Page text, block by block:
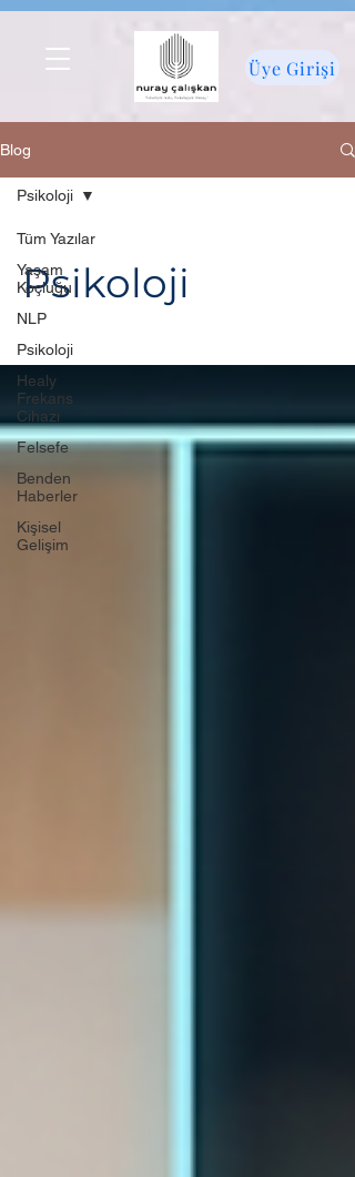
Üye Girişi
Blog
Tüm Yazılar
Yaşam
Koçluğu
NLP
Psikoloji
Healy
Frekans
Cihazı
Felsefe
Benden
Haberler
Kişisel
Gelişim
Psikoloji
Psikoloji